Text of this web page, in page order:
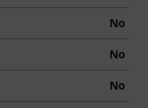
No
No
No